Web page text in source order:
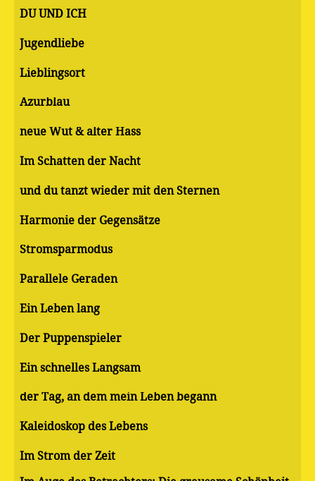
DU UND ICH
Jugendliebe
Lieblingsort
Azurblau
neue Wut & alter Hass
Im Schatten der Nacht
und du tanzt wieder mit den Sternen
Harmonie der Gegensätze
Stromsparmodus
Parallele Geraden
Ein Leben lang
Der Puppenspieler
Ein schnelles Langsam
der Tag, an dem mein Leben begann
Kaleidoskop des Lebens
Im Strom der Zeit